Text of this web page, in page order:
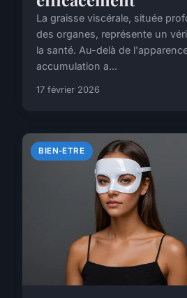
La graisse viscérale, située
des organes, représente un
la santé. Au-delà de
accumulation a...
17 février 2026
BIEN-ETRE